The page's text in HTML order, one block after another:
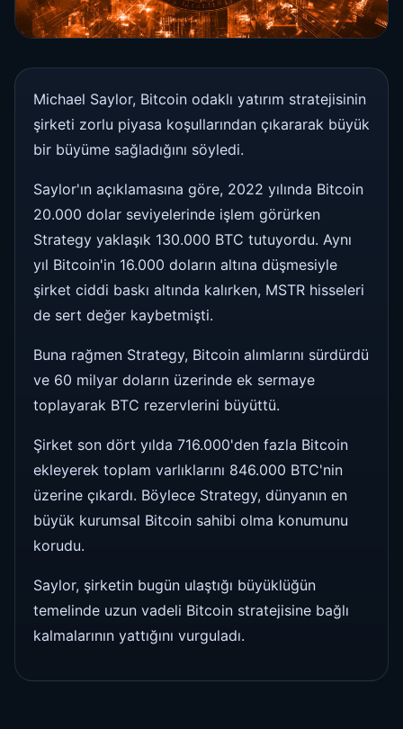
Michael Saylor, Bitcoin odaklı yatırım stratejisinin
şirketi zorlu piyasa koşullarından çıkararak büyük
bir büyüme sağladığını söyledi.
Saylor'ın açıklamasına göre, 2022 yılında Bitcoin
20.000 dolar seviyelerinde işlem görürken
Strategy yaklaşık 130.000 BTC tutuyordu. Aynı
yıl Bitcoin'in 16.000 doların altına düşmesiyle
şirket ciddi baskı altında kalırken, MSTR hisseleri
de sert değer kaybetmişti.
Buna rağmen Strategy, Bitcoin alımlarını sürdürdü
ve 60 milyar doların üzerinde ek sermaye
toplayarak BTC rezervlerini büyüttü.
Şirket son dört yılda 716.000'den fazla Bitcoin
ekleyerek toplam varlıklarını 846.000 BTC'nin
üzerine çıkardı. Böylece Strategy, dünyanın en
büyük kurumsal Bitcoin sahibi olma konumunu
korudu.
Saylor, şirketin bugün ulaştığı büyüklüğün
temelinde uzun vadeli Bitcoin stratejisine bağlı
kalmalarının yattığını vurguladı.